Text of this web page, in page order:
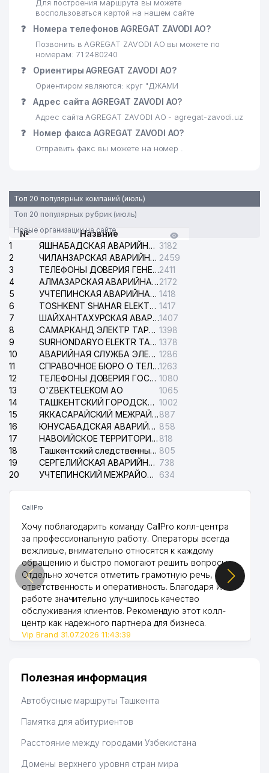
28
АССОЦИАЦИЯ ПРЕДПРИЯТИЙ
МЕБЕЛЬНОЙ И
ДЕРЕВООБРАБАТЫВАЮЩЕЙ
ПРОМЫШЛЕННОСТИ
234 м
29 GOLDEN NILE AAA ООО
31 NOVOTEK ООО
34 NV-METALL SERVICE ООО 256 м
35
DOMINANT SPICE PRODUCT
ISHONCH ЧП
ASL FAYZ ЧП
СТАНЦИЯ ДЕЗИНФЕКЦИИ
АЛМАЗАРСКОГО РАЙОНА
ARHAT GROUP ООО
SILVER NILE ООО
SANTEXSAVDO ООО
LIGHT SNACKS ООО
OIL INVEST GROUP ООО
STANKO GROUP ООО
АК
47
VARIANT MEDIA
DEVELOPMENT GROUP ЧП
320 м
48 DUNYO OSH TUZI ЧП 321 м
49 UY ROZG'OR MOLLARI ООО 327 м
50 ELEKTRO SAVDO BIZNES ООО 329 м
52 EXPO KABEL ООО
53 ALFA MILK ООО
54 GARMONIYA FARM ООО
55 BARAKA-YUTUQ ООО 351 м
56 RENT SERVICE LEADER ООО
Для построения маршрута вы можете
воспользоваться картой на нашем сайте
❓ Номера телефонов AGREGAT ZAVODI АО?
Позвонить в AGREGAT ZAVODI АО вы можете по
номерам: 71 2480240
❓ Ориентиры AGREGAT ZAVODI АО?
Ориентиром являются: круг "ДЖАМИ
❓ Адрес сайта AGREGAT ZAVODI АО?
Адрес сайта AGREGAT ZAVODI АО - agregat-zavodi.uz
❓ Номер факса AGREGAT ZAVODI АО?
Отправить факс вы можете на номер .
Топ 20 популярных компаний (июль)
Топ 20 популярных рубрик (июль)
Новые организации на сайте
№
Назвние
1
ЯШНАБАДСКАЯ АВАРИЙНАЯ СЛУЖБА ЭЛЕКТРОСЕТИ 3182
2
ЧИЛАНЗАРСКАЯ АВАРИЙНАЯ СЛУЖБА ЭЛЕКТРОСЕТИ 2459
3
ТЕЛЕФОНЫ ДОВЕРИЯ ГЕНЕРАЛЬНОЙ ПРОКУРАТУРЫ РЕСПУБЛИКИ УЗБЕКИСТАН2411
4
АЛМАЗАРСКАЯ АВАРИЙНАЯ СЛУЖБА ЭЛЕКТРОСЕТИ2172
5
УЧТЕПИНСКАЯ АВАРИЙНАЯ СЛУЖБА ЭЛЕКТРОСЕТИ 1418
6
TOSHKENT SHAHAR ELEKTR TARMOQLARI KORXONASI АО 1417
7
ШАЙХАНТАХУРСКАЯ АВАРИЙНАЯ СЛУЖБА ЭЛЕКТРОСЕТИ1407
8
САМАРКАНД ЭЛЕКТР ТАРМОКЛАРИ АО 1398
9
SURHONDARYO ELEKTR TARMOKLARI АО 1378
10
АВАРИЙНАЯ СЛУЖБА ЭЛЕКТРОСЕТИ ТАШКЕНТСКОГО РАЙОНА 1286
11
СПРАВОЧНОЕ БЮРО О ТЕЛЕФОНАХ ОРГАНИЗАЦИЙ г. ТАШКЕНТА1263
12
ТЕЛЕФОНЫ ДОВЕРИЯ ГОСУДАРСТВЕННОГО ЦЕНТРА ТЕСТИРОВАНИЯ 1080
13
O'ZBEKTELEKOM АО
1065
14
ТАШКЕНТСКИЙ ГОРОДСКОЙ СУД ПО ГРАЖДАНСКИМ ДЕЛАМ 1002
15
ЯККАСАРАЙСКИЙ МЕЖРАЙОННЫЙ СУД ПО ГРАЖДАНСКИМ ДЕЛАМ887
16
ЮНУСАБАДСКАЯ АВАРИЙНАЯ СЛУЖБА ЭЛЕКТРОСЕТИ 858
17
НАВОИЙСКОЕ ТЕРРИТОРИАЛЬНОЕ ПРЕДПРИЯТИЕ ЭЛЕКТРОСЕТИ АО 818
18
Ташкентский следственный изолятор 805
19
СЕРГЕЛИЙСКАЯ АВАРИЙНАЯ СЛУЖБА ЭЛЕКТРОСЕТИ 738
20
УЧТЕПИНСКИЙ МЕЖРАЙОННЫЙ СУД ПО ГРАЖДАНСКИМ ДЕЛАМ 634
CallPro
Хочу поблагодарить команду CallPro колл-центра
за профессиональную работу. Операторы всегда
вежливые, внимательно относятся к каждому
обращению и быстро помогают решить вопросы.
Отдельно хочется отметить грамотную речь,
ответственность и оперативность. Благодаря их
работе значительно улучшилось качество
обслуживания клиентов. Рекомендую этот колл-
центр как надежного партнера для бизнеса.
Vip Brand 31.07.2026 11:43:39
Полезная информация
Автобусные маршруты Ташкента
Памятка для абитуриентов
Расстояние между городами Узбекистана
Домены верхнего уровня стран мира